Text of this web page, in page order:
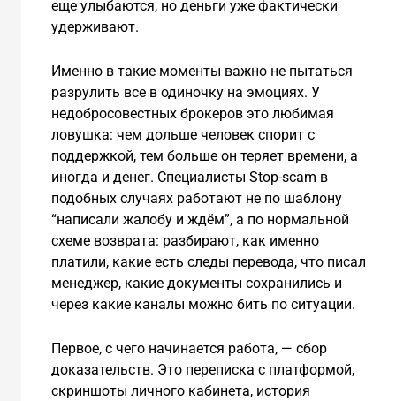
еще улыбаются, но деньги уже фактически
удерживают.
Именно в такие моменты важно не пытаться
разрулить все в одиночку на эмоциях. У
недобросовестных брокеров это любимая
ловушка: чем дольше человек спорит с
поддержкой, тем больше он теряет времени, а
иногда и денег. Специалисты Stop-scam в
подобных случаях работают не по шаблону
“написали жалобу и ждём”, а по нормальной
схеме возврата: разбирают, как именно
платили, какие есть следы перевода, что писал
менеджер, какие документы сохранились и
через какие каналы можно бить по ситуации.
Первое, с чего начинается работа, — сбор
доказательств. Это переписка с платформой,
скриншоты личного кабинета, история